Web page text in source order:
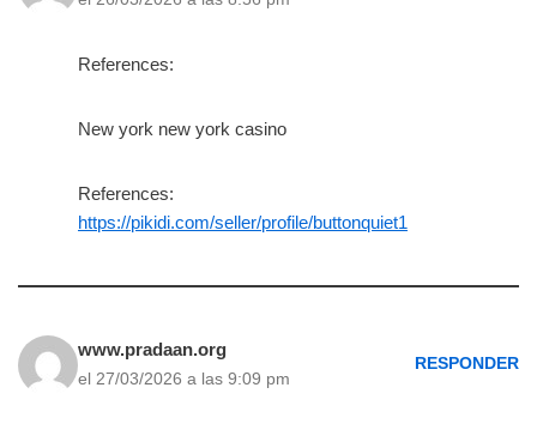
References:
New york new york casino
References:
https://pikidi.com/seller/profile/buttonquiet1
www.pradaan.org
el 27/03/2026 a las 9:09 pm
RESPONDER